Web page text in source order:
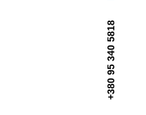
+380 95 340 5818